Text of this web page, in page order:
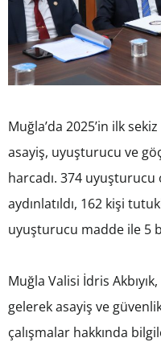
Muğla’da 2025’in ilk
asayiş, uyuşturucu ve
harcadı. 374
aydınlatıldı, 162 kişi
uyuşturucu madde ile 5
Muğla Valisi İdris
gelerek asayiş ve
çalışmalar hakkında